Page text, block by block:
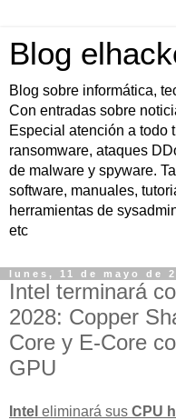
Blog
Blog sobre informática,
Con entradas sobre
Especial atención a todo
ransomware, ataques
de malware y spyware.
software, manuales,
herramientas de
etc
lunes, 11 de mayo de
Intel terminará
2028: Copper
Core y E-Core
GPU
Intel eliminará sus CPU